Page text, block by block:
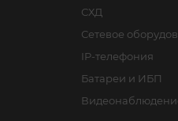
СХД
Сетевое
IP-телефония
Батареи и ИБП